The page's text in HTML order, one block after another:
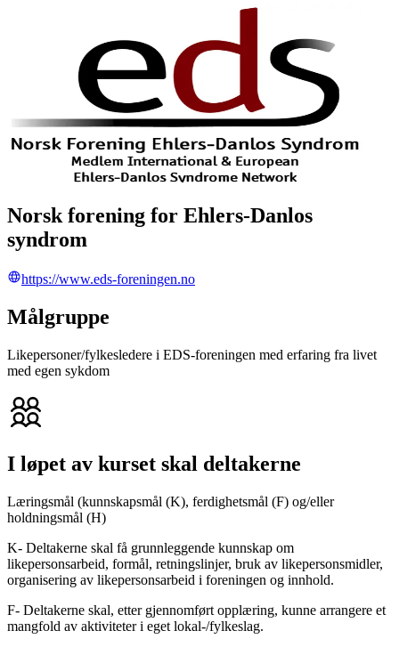
Norsk forening for Ehlers-Danlos
syndrom
https://www.eds-foreningen.no
Målgruppe
Likepersoner/fylkesledere i EDS-foreningen med erfaring fra livet
med egen sykdom
I løpet av kurset skal deltakerne
Læringsmål (kunnskapsmål (K), ferdighetsmål (F) og/eller
holdningsmål (H)
K- Deltakerne skal få grunnleggende kunnskap om
likepersonsarbeid, formål, retningslinjer, bruk av likepersonsmidler,
organisering av likepersonsarbeid i foreningen og innhold.
F- Deltakerne skal, etter gjennomført opplæring, kunne arrangere et
mangfold av aktiviteter i eget lokal-/fylkeslag.